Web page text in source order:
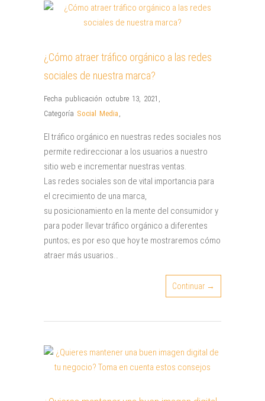
¿Cómo atraer tráfico orgánico a las redes
sociales de nuestra marca?
Fecha publicación octubre 13, 2021
Categoría Social Media
El tráfico orgánico en nuestras redes sociales nos
permite redireccionar a los usuarios a nuestro
sitio web e incrementar nuestras ventas.
Las redes sociales son de vital importancia para
el crecimiento de una marca,
su posicionamiento en la mente del consumidor y
para poder llevar tráfico orgánico a diferentes
puntos; es por eso que hoy te mostraremos cómo
atraer más usuarios…
Continuar →